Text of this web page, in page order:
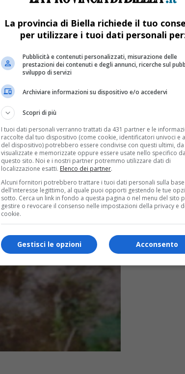
La provincia di Biella richiede il tuo
per utilizzare i tuoi dati personali
Pubblicità e contenuti personalizzati, misurazione delle
prestazioni dei contenuti e degli annunci, ricerche sul
sviluppo di servizi
Archiviare informazioni su dispositivo e/o accedervi
Scopri di più
I tuoi dati personali verranno trattati da 431 partner e le
raccolte dal tuo dispositivo (come cookie, identificatori univoci e
del dispositivo) potrebbero essere condivise con questi ultimi,
visualizzate e memorizzate oppure essere usate nello specifico da
questo sito. Noi e i nostri partner potremmo utilizzare dati di
localizzazione esatti. Elenco dei partner.
Alcuni fornitori potrebbero trattare i tuoi dati personali sulla base
dell'interesse legittimo, al quale puoi opporti gestendo le tue
sotto. Cerca un link in fondo a questa pagina o nel menu del sito
gestire o revocare il consenso nelle impostazioni della privacy e
cookie.
Acconsento
Gestisci le opzioni